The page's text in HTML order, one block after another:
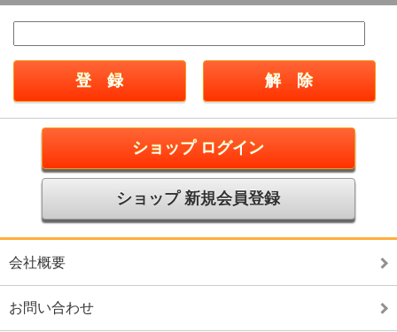
ショップ ログイン
ショップ 新規会員登録
会社概要
お問い合わせ